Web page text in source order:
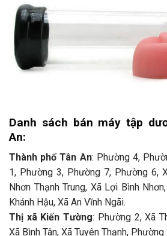
Danh sách bán máy tập
An:
Thành phố Tân An: Phường 4,
1, Phường 3, Phường 7, Phường 6,
Nhơn Thạnh Trung, Xã Lợi Bình
Khánh Hậu, Xã An Vĩnh Ngãi.
Thị xã Kiến Tường: Phường 2, Xã
Xã Bình Tân, Xã Tuyên Thạnh,